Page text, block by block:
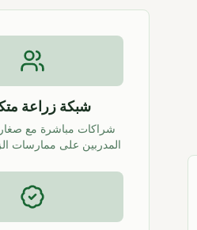
شبكة زراعة
شراكات مباشرة مع صغار
المدربين على ممارسات